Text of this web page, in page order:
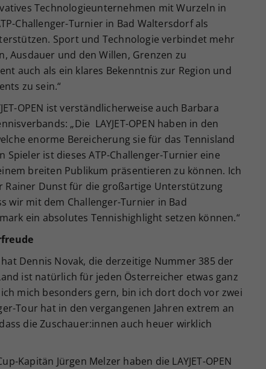
Technologieunternehmen mit Wurzeln in
Challenger-Turnier in Bad Waltersdorf als
Sport und Technologie verbindet mehr
Ausdauer und den Willen, Grenzen zu
auch als ein klares Bekenntnis zur Region und
zu sein.“
OPEN ist verständlicherweise auch Barbara
„Die LAYJET-OPEN haben in den
enorme Bereicherung sie für das Tennisland
ist dieses ATP-Challenger-Turnier eine
breiten Publikum präsentieren zu können. Ich
Rainer Dunst für die großartige Unterstützung
wir mit dem Challenger-Turnier in Bad
ein absolutes Tennishighlight setzen können.“
Dennis Novak, die derzeitige Nummer 385 der
ist natürlich für jeden Österreicher etwas ganz
ich mich besonders gern, bin ich dort doch vor zwei
Tour hat in den vergangenen Jahren extrem an
die Zuschauer:innen auch heuer wirklich
Kapitän Jürgen Melzer haben die LAYJET-OPEN